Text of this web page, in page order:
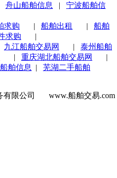
舟山船舶信息 | 宁波船舶信
求购 | 船舶出租 | 船舶
求购 |
九江船舶交易网 | 泰州船舶
| 重庆湖北船舶交易网
|
舶信息 | 芜湖二手船舶
有限公司 www.船舶交易